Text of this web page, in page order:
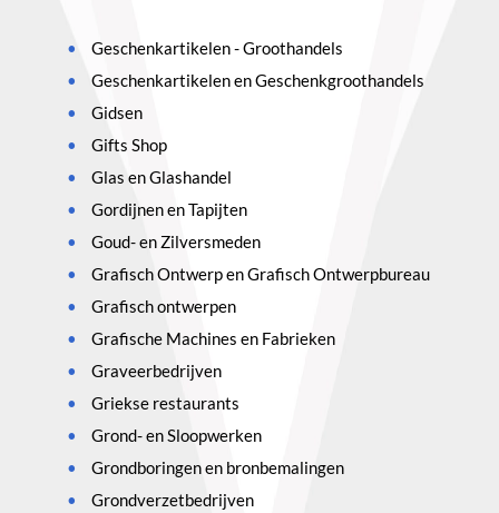
Geschenkartikelen - Groothandels
Geschenkartikelen en Geschenkgroothandels
Gidsen
Gifts Shop
Glas en Glashandel
Gordijnen en Tapijten
Goud- en Zilversmeden
Grafisch Ontwerp en Grafisch Ontwerpbureau
Grafisch ontwerpen
Grafische Machines en Fabrieken
Graveerbedrijven
Griekse restaurants
Grond- en Sloopwerken
Grondboringen en bronbemalingen
Grondverzetbedrijven